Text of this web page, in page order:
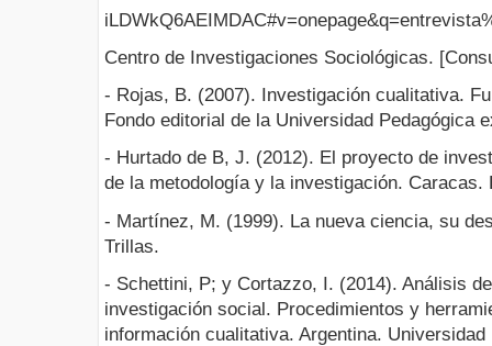
Centro de Investigaciones Sociológicas.
- Rojas, B. (2007). Investigación cualitativa.
Fondo editorial de la Universidad Pedagógica
- Hurtado de B, J. (2012). El proyecto de
de la metodología y la investigación. Caracas.
- Martínez, M. (1999). La nueva ciencia, su
Trillas.
- Schettini, P; y Cortazzo, I. (2014). Análisis
investigación social. Procedimientos y
información cualitativa. Argentina.